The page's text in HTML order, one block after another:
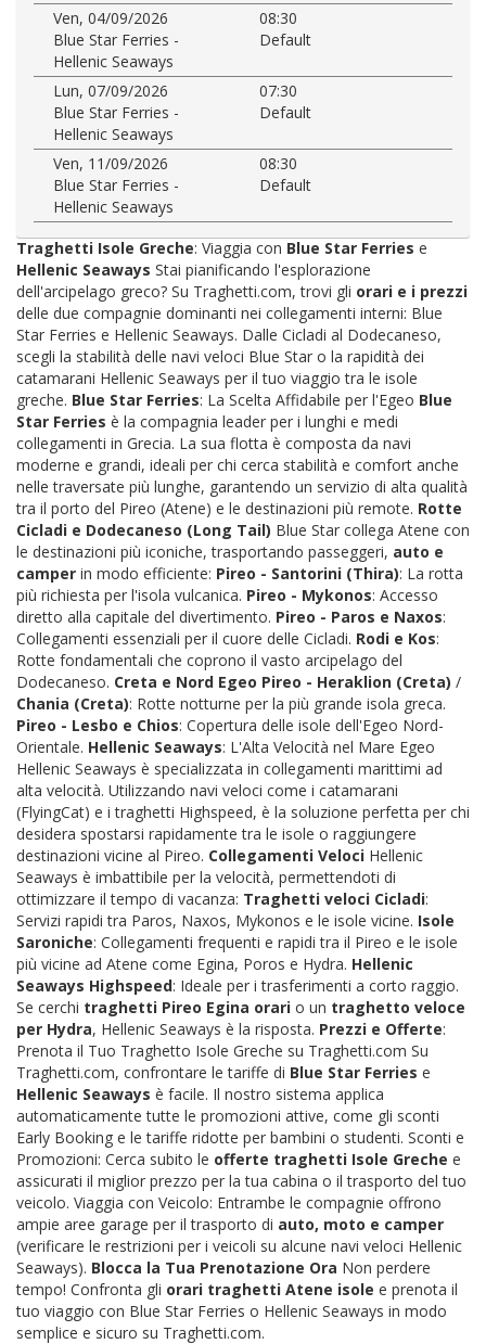
Ven, 04/09/2026
08:30
Blue Star Ferries -
Hellenic Seaways
Default
Lun, 07/09/2026
07:30
Blue Star Ferries -
Hellenic Seaways
Default
Ven, 11/09/2026
08:30
Blue Star Ferries -
Hellenic Seaways
Default
Traghetti Isole Greche: Viaggia con Blue Star Ferries e
Hellenic Seaways Stai pianificando l'esplorazione
dell'arcipelago greco? Su Traghetti.com, trovi gli orari e i prezzi
delle due compagnie dominanti nei collegamenti interni: Blue
Star Ferries e Hellenic Seaways. Dalle Cicladi al Dodecaneso,
scegli la stabilità delle navi veloci Blue Star o la rapidità dei
catamarani Hellenic Seaways per il tuo viaggio tra le isole
greche. Blue Star Ferries: La Scelta Affidabile per l'Egeo Blue
Star Ferries è la compagnia leader per i lunghi e medi
collegamenti in Grecia. La sua flotta è composta da navi
moderne e grandi, ideali per chi cerca stabilità e comfort anche
nelle traversate più lunghe, garantendo un servizio di alta qualità
tra il porto del Pireo (Atene) e le destinazioni più remote. Rotte
Cicladi e Dodecaneso (Long Tail) Blue Star collega Atene con
le destinazioni più iconiche, trasportando passeggeri, auto e
camper in modo efficiente: Pireo - Santorini (Thira): La rotta
più richiesta per l'isola vulcanica. Pireo - Mykonos: Accesso
diretto alla capitale del divertimento. Pireo - Paros e Naxos:
Collegamenti essenziali per il cuore delle Cicladi. Rodi e Kos:
Rotte fondamentali che coprono il vasto arcipelago del
Dodecaneso. Creta e Nord Egeo Pireo - Heraklion (Creta) /
Chania (Creta): Rotte notturne per la più grande isola greca.
Pireo - Lesbo e Chios: Copertura delle isole dell'Egeo Nord-
Orientale. Hellenic Seaways: L'Alta Velocità nel Mare Egeo
Hellenic Seaways è specializzata in collegamenti marittimi ad
alta velocità. Utilizzando navi veloci come i catamarani
(FlyingCat) e i traghetti Highspeed, è la soluzione perfetta per chi
desidera spostarsi rapidamente tra le isole o raggiungere
destinazioni vicine al Pireo. Collegamenti Veloci Hellenic
Seaways è imbattibile per la velocità, permettendoti di
ottimizzare il tempo di vacanza: Traghetti veloci Cicladi:
Servizi rapidi tra Paros, Naxos, Mykonos e le isole vicine. Isole
Saroniche: Collegamenti frequenti e rapidi tra il Pireo e le isole
più vicine ad Atene come Egina, Poros e Hydra. Hellenic
Seaways Highspeed: Ideale per i trasferimenti a corto raggio.
Se cerchi traghetti Pireo Egina orari o un traghetto veloce
per Hydra, Hellenic Seaways è la risposta. Prezzi e Offerte:
Prenota il Tuo Traghetto Isole Greche su Traghetti.com Su
Traghetti.com, confrontare le tariffe di Blue Star Ferries e
Hellenic Seaways è facile. Il nostro sistema applica
automaticamente tutte le promozioni attive, come gli sconti
Early Booking e le tariffe ridotte per bambini o studenti. Sconti e
Promozioni: Cerca subito le offerte traghetti Isole Greche e
assicurati il miglior prezzo per la tua cabina o il trasporto del tuo
veicolo. Viaggia con Veicolo: Entrambe le compagnie offrono
ampie aree garage per il trasporto di auto, moto e camper
(verificare le restrizioni per i veicoli su alcune navi veloci Hellenic
Seaways). Blocca la Tua Prenotazione Ora Non perdere
tempo! Confronta gli orari traghetti Atene isole e prenota il
tuo viaggio con Blue Star Ferries o Hellenic Seaways in modo
semplice e sicuro su Traghetti.com.